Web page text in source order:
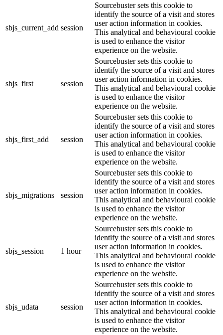
sbjs_current_add session
Sourcebuster sets this cookie to
identify the source of a visit and stores
user action information in cookies.
This analytical and behavioural cookie
is used to enhance the visitor
experience on the website.
sbjs_first session
Sourcebuster sets this cookie to
identify the source of a visit and stores
user action information in cookies.
This analytical and behavioural cookie
is used to enhance the visitor
experience on the website.
sbjs_first_add session
Sourcebuster sets this cookie to
identify the source of a visit and stores
user action information in cookies.
This analytical and behavioural cookie
is used to enhance the visitor
experience on the website.
sbjs_migrations session
Sourcebuster sets this cookie to
identify the source of a visit and stores
user action information in cookies.
This analytical and behavioural cookie
is used to enhance the visitor
experience on the website.
sbjs_session 1 hour
Sourcebuster sets this cookie to
identify the source of a visit and stores
user action information in cookies.
This analytical and behavioural cookie
is used to enhance the visitor
experience on the website.
sbjs_udata session
Sourcebuster sets this cookie to
identify the source of a visit and stores
user action information in cookies.
This analytical and behavioural cookie
is used to enhance the visitor
experience on the website.